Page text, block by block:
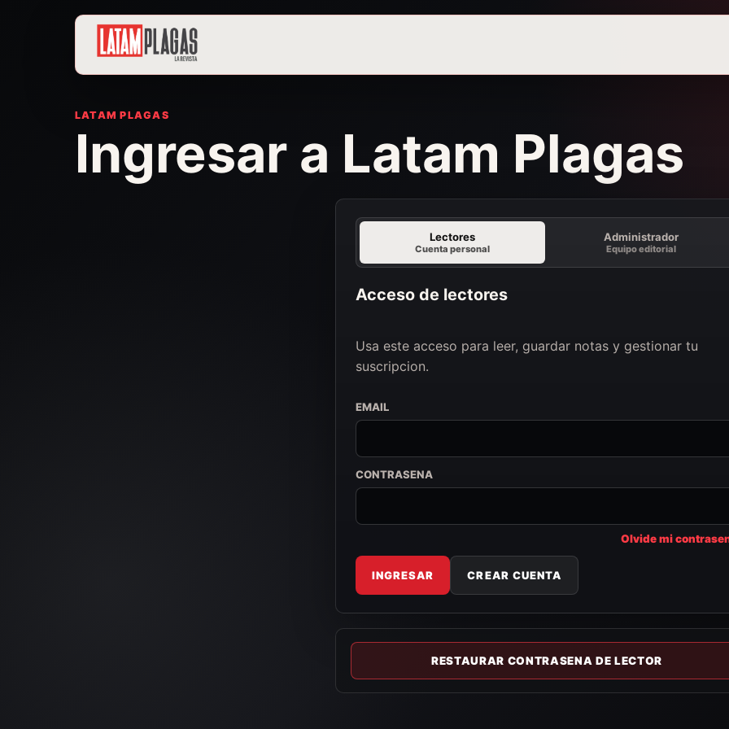
LATAM PLAGAS
Ingresar a Latam Plagas
Lectores
Cuenta personal
Administrador
Equipo editorial
Acceso de lectores
Usa este acceso para leer, guardar notas y gestionar tu
suscripcion.
EMAIL
CONTRASENA
Olvide mi
INGRESAR CREAR CUENTA
RESTAURAR CONTRASENA DE LECTOR